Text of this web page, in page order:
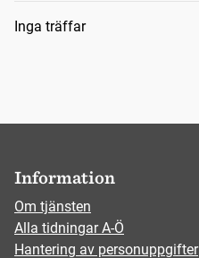
Sökresultat
Inga träffar
Information
Om tjänsten
Alla tidningar A-Ö
Hantering av personuppgifter